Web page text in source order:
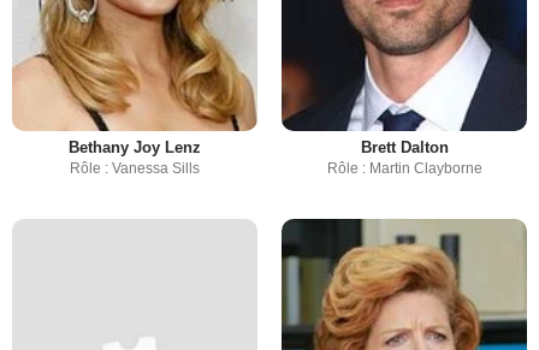
Bethany Joy Lenz
Rôle : Vanessa Sills
Brett Dalton
Rôle : Martin Clayborne